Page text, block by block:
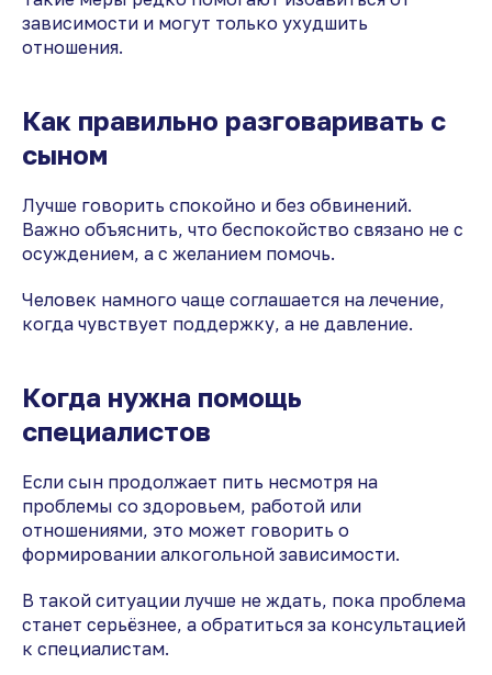
зависимости и могут только ухудшить
отношения.
Как правильно разговаривать с
сыном
Лучше говорить спокойно и без обвинений.
Важно объяснить, что беспокойство связано не с
осуждением, а с желанием помочь.
Человек намного чаще соглашается на лечение,
когда чувствует поддержку, а не давление.
Когда нужна помощь
специалистов
Если сын продолжает пить несмотря на
проблемы со здоровьем, работой или
отношениями, это может говорить о
формировании алкогольной зависимости.
В такой ситуации лучше не ждать, пока проблема
станет серьёзнее, а обратиться за консультацией
к специалистам.